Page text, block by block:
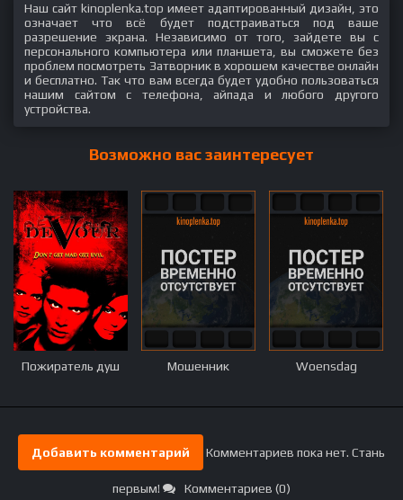
Наш сайт kinoplenka.top имеет адаптированный дизайн, это
означает что всё будет подстраиваться под ваше
разрешение экрана. Независимо от того, зайдете вы с
персонального компьютера или планшета, вы сможете без
проблем посмотреть Затворник в хорошем качестве онлайн
и бесплатно. Так что вам всегда будет удобно пользоваться
нашим сайтом с телефона, айпада и любого другого
устройства.
Возможно вас заинтересует
Пожиратель душ Мошенник Woensdag
Добавить комментарий Комментариев пока нет. Стань
первым! Комментариев (0)